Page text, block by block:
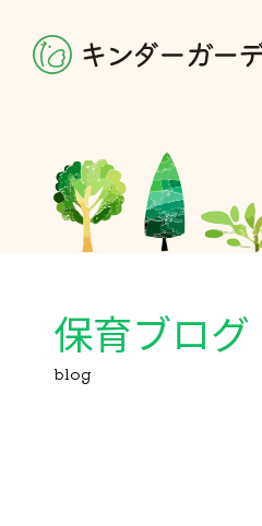
保育ブログ
blog